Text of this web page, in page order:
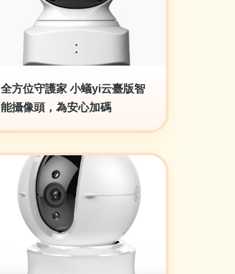
全方位守護家 小蟻yi云臺版智
能攝像頭，為安心加碼